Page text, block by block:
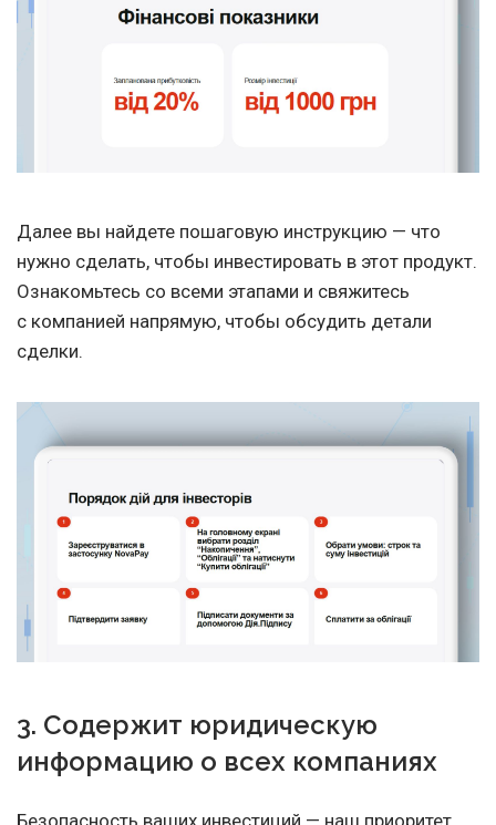
Далее вы найдете пошаговую инструкцию — что
нужно сделать, чтобы инвестировать в этот продукт.
Ознакомьтесь со всеми этапами и свяжитесь
с компанией напрямую, чтобы обсудить детали
сделки.
3. Содержит юридическую
информацию о всех компаниях
Безопасность ваших инвестиций — наш приоритет.